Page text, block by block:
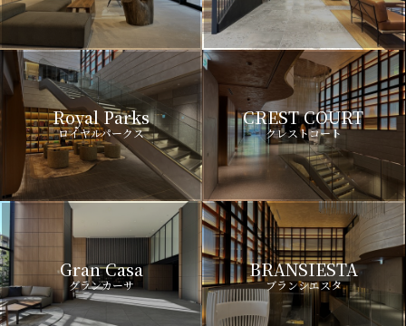
Royal Parks
ロイヤルパークス
CREST COURT
クレストコート
Gran Casa
グランカーサ
BRANSIESTA
ブランシエスタ